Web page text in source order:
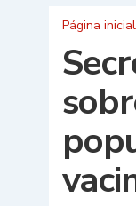
Página inicial